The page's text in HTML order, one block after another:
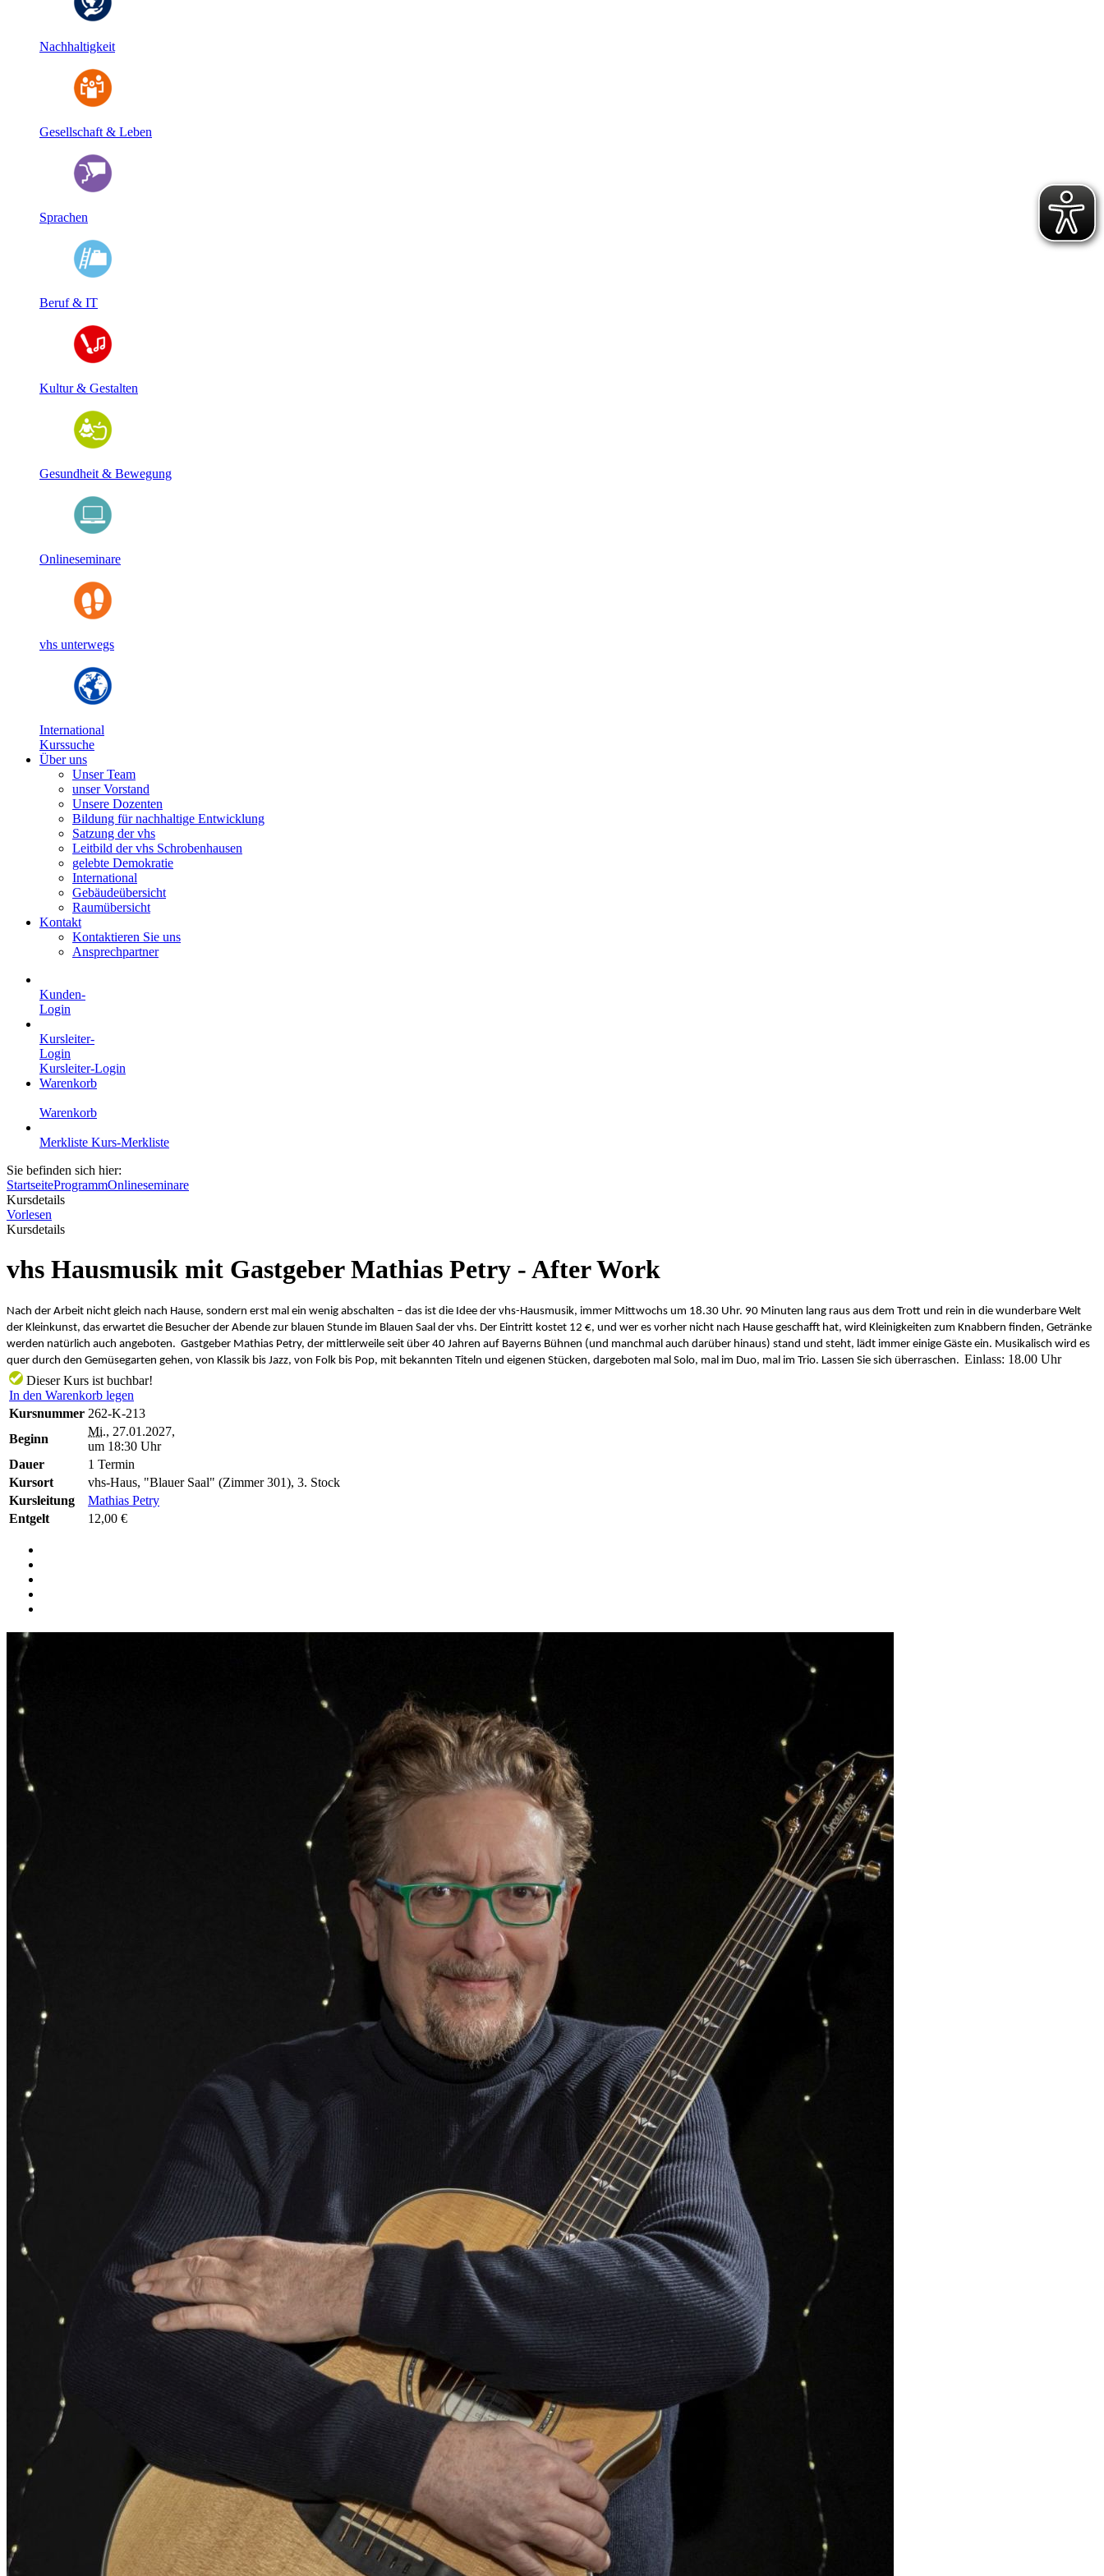
Nachhaltigkeit
Gesellschaft & Leben
Sprachen
Beruf & IT
Kultur & Gestalten
Gesundheit & Bewegung
Onlineseminare
vhs unterwegs
International
Kurssuche
Über uns
Unser Team
unser Vorstand
Unsere Dozenten
Bildung für nachhaltige Entwicklung
Satzung der vhs
Leitbild der vhs Schrobenhausen
gelebte Demokratie
International
Gebäudeübersicht
Raumübersicht
Kontakt
Kontaktieren Sie uns
Ansprechpartner
Kunden-
Login
Kursleiter-
Login
Kursleiter-Login
Warenkorb
Warenkorb
Merkliste Kurs-Merkliste
Sie befinden sich hier:
StartseiteProgrammOnlineseminare
Kursdetails
Vorlesen
Kursdetails
vhs Hausmusik mit Gastgeber Mathias Petry - After Work
Nach der Arbeit nicht gleich nach Hause, sondern erst mal ein wenig abschalten – das ist die Idee der vhs-Hausmusik, immer Mittwochs um 18.30 Uhr. 90 Minuten lang raus aus dem Trott und rein in die wunderbare Welt
der Kleinkunst, das erwartet die Besucher der Abende zur blauen Stunde im Blauen Saal der vhs. Der Eintritt kostet 12 €, und wer es vorher nicht nach Hause geschafft hat, wird Kleinigkeiten zum Knabbern finden, Getränke
werden natürlich auch angeboten. Gastgeber Mathias Petry, der mittlerweile seit über 40 Jahren auf Bayerns Bühnen (und manchmal auch darüber hinaus) stand und steht, lädt immer einige Gäste ein. Musikalisch wird es
quer durch den Gemüsegarten gehen, von Klassik bis Jazz, von Folk bis Pop, mit bekannten Titeln und eigenen Stücken, dargeboten mal Solo, mal im Duo, mal im Trio. Lassen Sie sich überraschen. Einlass: 18.00 Uhr
Dieser Kurs ist buchbar!
In den Warenkorb legen
Kursnummer 262-K-213
Beginn
Mi., 27.01.2027,
um 18:30 Uhr
Dauer
1 Termin
Kursort
vhs-Haus, "Blauer Saal" (Zimmer 301), 3. Stock
Kursleitung
Mathias Petry
Entgelt
12,00 €